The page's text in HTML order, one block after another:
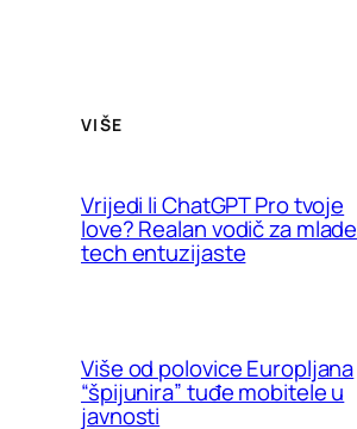
VIŠE
Vrijedi li ChatGPT Pro tvoje
love? Realan vodič za mlade
tech entuzijaste
Više od polovice Europljana
“špijunira” tuđe mobitele u
javnosti